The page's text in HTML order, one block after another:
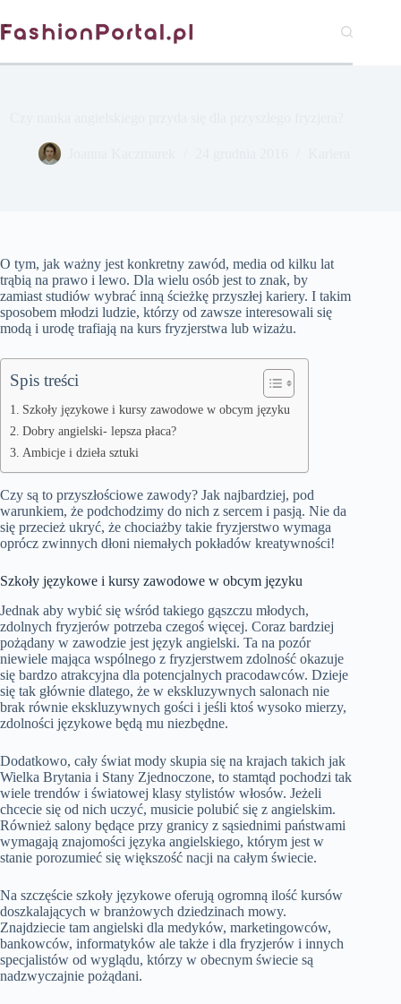
do
treści
O tym, jak ważny jest konkretny zawód, media od kilku lat
trąbią na prawo i lewo. Dla wielu osób jest to znak, by
zamiast studiów wybrać inną ścieżkę przyszłej kariery. I takim
sposobem młodzi ludzie, którzy od zawsze interesowali się
modą i urodę trafiają na kurs fryzjerstwa lub wizażu.
Spis treści
Szkoły językowe i kursy zawodowe w obcym języku
Dobry angielski- lepsza płaca?
Ambicje i dzieła sztuki
Czy są to przyszłościowe zawody? Jak najbardziej, pod
warunkiem, że podchodzimy do nich z sercem i pasją. Nie da
się przecież ukryć, że chociażby takie fryzjerstwo wymaga
oprócz zwinnych dłoni niemałych pokładów kreatywności!
Szkoły językowe i kursy zawodowe w obcym języku
Jednak aby wybić się wśród takiego gąszczu młodych,
zdolnych fryzjerów potrzeba czegoś więcej. Coraz bardziej
pożądany w zawodzie jest język angielski. Ta na pozór
niewiele mająca wspólnego z fryzjerstwem zdolność okazuje
się bardzo atrakcyjna dla potencjalnych pracodawców. Dzieje
się tak głównie dlatego, że w ekskluzywnych salonach nie
brak równie ekskluzywnych gości i jeśli ktoś wysoko mierzy,
zdolności językowe będą mu niezbędne.
Dodatkowo, cały świat mody skupia się na krajach takich jak
Wielka Brytania i Stany Zjednoczone, to stamtąd pochodzi tak
wiele trendów i światowej klasy stylistów włosów. Jeżeli
chcecie się od nich uczyć, musicie polubić się z angielskim.
Również salony będące przy granicy z sąsiednimi państwami
wymagają znajomości języka angielskiego, którym jest w
stanie porozumieć się większość nacji na całym świecie.
Na szczęście szkoły językowe oferują ogromną ilość kursów
doszkalających w branżowych dziedzinach mowy.
Znajdziecie tam angielski dla medyków, marketingowców,
bankowców, informatyków ale także i dla fryzjerów i innych
specjalistów od wyglądu, którzy w obecnym świecie są
nadzwyczajnie pożądani.